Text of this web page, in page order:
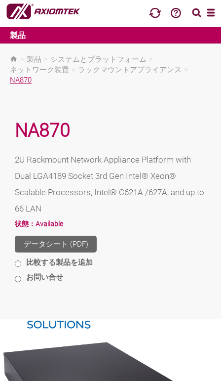
製品
> 製品 > システムとプラットフォーム >
ネットワーク装置 > ラックマウントアプライアンス >
NA870
NA870
2U Rackmount Network Appliance Platform with
Dual LGA4189 Socket 3rd Gen Intel® Xeon®
Scalable Processors, Intel® C621A /627A, and up to
66 LAN
状態： Available
データシート (PDF)
比較する製品を追加
お問い合せ